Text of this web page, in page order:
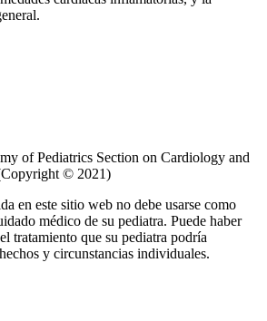
of Pediatrics Section on Cardiology and
© 2021)
en este sitio web no debe usarse como
médico de su pediatra. Puede haber
tratamiento que su pediatra podría
y circunstancias individuales.